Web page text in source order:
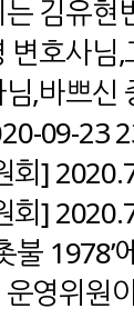
김유현
변호사님
,바쁘
09-23
회]
회]
불
영위원